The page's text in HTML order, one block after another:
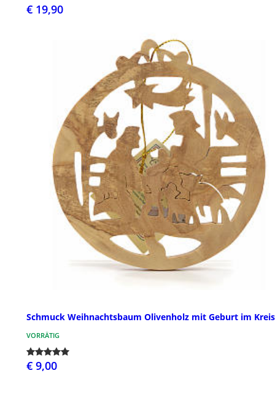
€ 19,90
Schmuck Weihnachtsbaum Olivenholz mit Geburt im Kreis
VORRÄTIG
€ 9,00